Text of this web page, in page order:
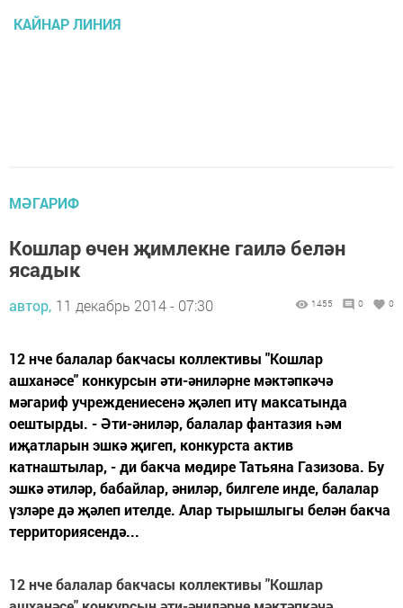
КАЙНАР ЛИНИЯ
МӘГАРИФ
Кошлар өчен җимлекне гаилә белән
ясадык
автор, 11 декабрь 2014 - 07:30 1455 0 0
12 нче балалар бакчасы коллективы "Кошлар
ашханәсе" конкурсын әти-әниләрне мәктәпкәчә
мәгариф учреждениесенә җәлеп итү максатында
оештырды. - Әти-әниләр, балалар фантазия һәм
иҗатларын эшкә җигеп, конкурста актив
катнаштылар, - ди бакча мөдире Татьяна Газизова. Бу
эшкә әтиләр, бабайлар, әниләр, билгеле инде, балалар
үзләре дә җәлеп ителде. Алар тырышлыгы белән бакча
территориясендә...
12 нче балалар бакчасы коллективы "Кошлар